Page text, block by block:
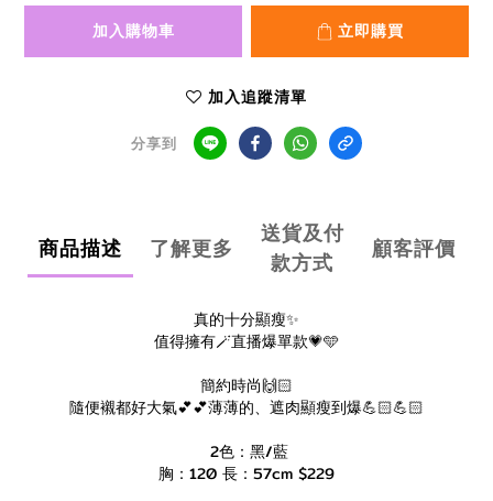
加入購物車 立即購買
加入追蹤清單
分享到
商品描述 了解更多
送貨及付
款方式
顧客評價
真的十分顯瘦✨
值得擁有🪄直播爆單款💗🩵
簡約時尚🙌🏻
隨便襯都好大氣💕💕薄薄的、遮肉顯瘦到爆💪🏻💪🏻
2色：黑/藍
胸：120 長：57cm $229